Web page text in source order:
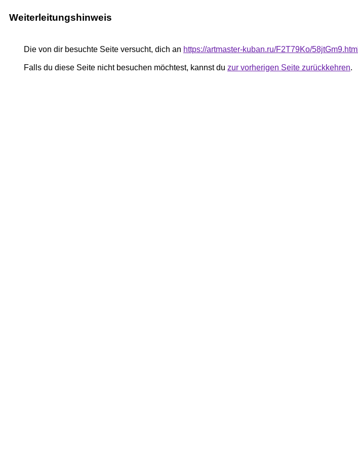
Weiterleitungshinweis
Die von dir besuchte Seite versucht, dich an https://artmaster-kuban.ru/F2T79Ko/58jtGm9.html
Falls du diese Seite nicht besuchen möchtest, kannst du zur vorherigen Seite zurückkehren.